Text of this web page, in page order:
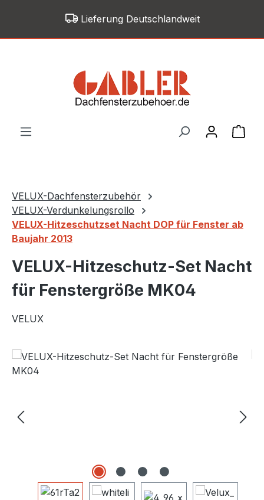
Zum Hauptinhalt springenLieferung Deutschlandweit
VELUX-Dachfensterzubehör
VELUX-Verdunkelungsrollo
VELUX-Hitzeschutzset Nacht DOP für Fenster ab
Baujahr 2013
VELUX-Hitzeschutz-Set Nacht
für Fenstergröße MK04
VELUX
Bildergalerie überspringen